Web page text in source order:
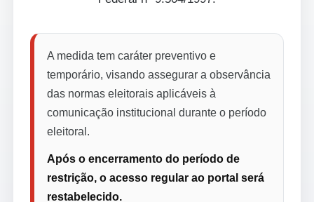
A medida tem caráter preventivo e
temporário, visando assegurar a observância
das normas eleitorais aplicáveis à
comunicação institucional durante o período
eleitoral.
Após o encerramento do período de
restrição, o acesso regular ao portal será
restabelecido.